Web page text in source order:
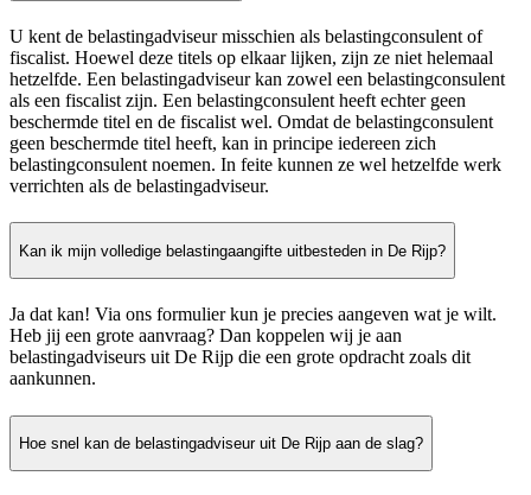
U kent de belastingadviseur misschien als belastingconsulent of
fiscalist. Hoewel deze titels op elkaar lijken, zijn ze niet helemaal
hetzelfde. Een belastingadviseur kan zowel een belastingconsulent
als een fiscalist zijn. Een belastingconsulent heeft echter geen
beschermde titel en de fiscalist wel. Omdat de belastingconsulent
geen beschermde titel heeft, kan in principe iedereen zich
belastingconsulent noemen. In feite kunnen ze wel hetzelfde werk
verrichten als de belastingadviseur.
Kan ik mijn volledige belastingaangifte uitbesteden in De Rijp?
Ja dat kan! Via ons formulier kun je precies aangeven wat je wilt.
Heb jij een grote aanvraag? Dan koppelen wij je aan
belastingadviseurs uit De Rijp die een grote opdracht zoals dit
aankunnen.
Hoe snel kan de belastingadviseur uit De Rijp aan de slag?